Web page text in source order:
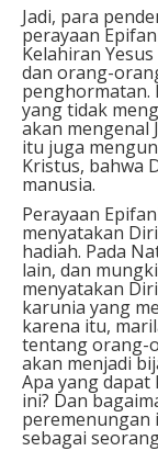
Jadi, para
perayaan
Kelahiran
dan orang-
penghormatan.
yang tidak
akan mengenal
itu juga
Kristus, bahwa
manusia.
Perayaan
menyatakan
hadiah. Pada
lain, dan
menyatakan
karunia yang
karena itu,
tentang orang-
akan menjadi
Apa yang
ini? Dan
peremenungan
sebagai